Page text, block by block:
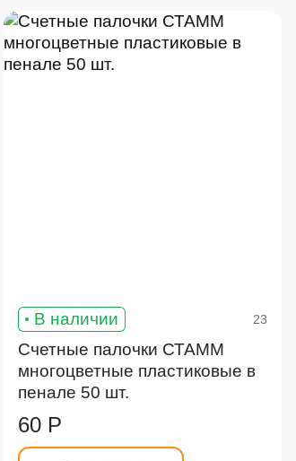
В наличии 23
Счетные палочки СТАММ
многоцветные пластиковые в
пенале 50 шт.
60 Р